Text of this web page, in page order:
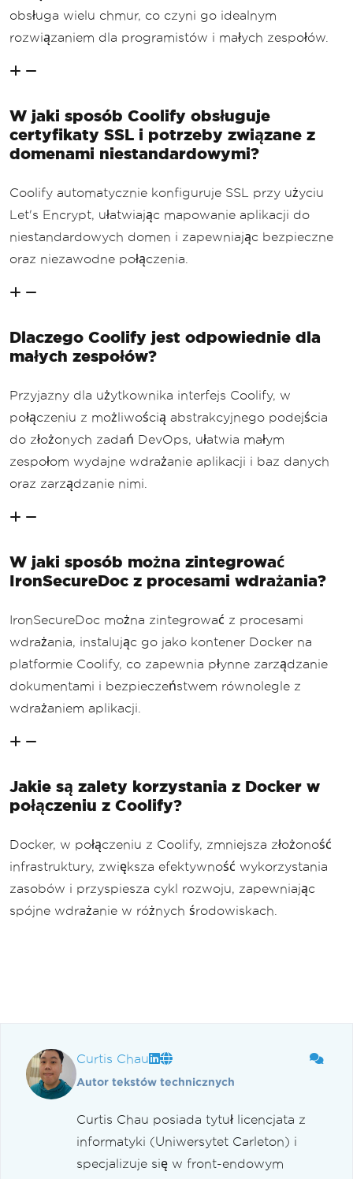
obsługa wielu chmur, co czyni go idealnym
rozwiązaniem dla programistów i małych zespołów.
W jaki sposób Coolify obsługuje
certyfikaty SSL i potrzeby związane z
domenami niestandardowymi?
Coolify automatycznie konfiguruje SSL przy użyciu
Let's Encrypt, ułatwiając mapowanie aplikacji do
niestandardowych domen i zapewniając bezpieczne
oraz niezawodne połączenia.
Dlaczego Coolify jest odpowiednie dla
małych zespołów?
Przyjazny dla użytkownika interfejs Coolify, w
połączeniu z możliwością abstrakcyjnego podejścia
do złożonych zadań DevOps, ułatwia małym
zespołom wydajne wdrażanie aplikacji i baz danych
oraz zarządzanie nimi.
W jaki sposób można zintegrować
IronSecureDoc z procesami wdrażania?
IronSecureDoc można zintegrować z procesami
wdrażania, instalując go jako kontener Docker na
platformie Coolify, co zapewnia płynne zarządzanie
dokumentami i bezpieczeństwem równolegle z
wdrażaniem aplikacji.
Jakie są zalety korzystania z Docker w
połączeniu z Coolify?
Docker, w połączeniu z Coolify, zmniejsza złożoność
infrastruktury, zwiększa efektywność wykorzystania
zasobów i przyspiesza cykl rozwoju, zapewniając
spójne wdrażanie w różnych środowiskach.
Curtis Chau
Autor tekstów technicznych
Curtis Chau posiada tytuł licencjata z
informatyki (Uniwersytet Carleton) i
specjalizuje się w front-endowym